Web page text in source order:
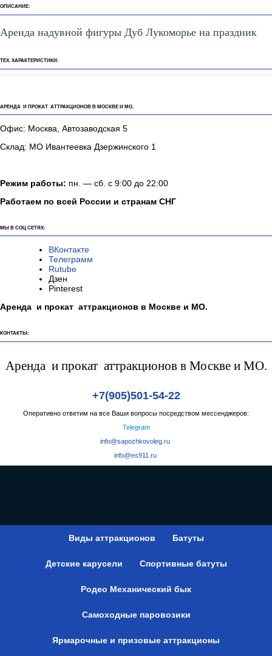
ОПИСАНИЕ:
Аренда надувной фигуры Дуб Лукоморье на праздник
ТЕХ. ХАРАКТЕРИСТИКИ:
АРЕНДА И ПРОКАТ АТТРАКЦИОНОВ В МОСКВЕ И МО.
Офис: Москва, Автозаводская 5
Склад: МО Ивантеевка Дзержинского 1
Режим работы: пн. — сб. с 9:00 до 22:00
Работаем по всей России и странам СНГ
МЫ В СОЦ СЕТЯХ:
ВКонтакте
Телеграмм
Rutube
Дзен
Pinterest
Аренда и прокат аттракционов в Москве и МО.
КОНТАКТЫ:
Аренда и прокат аттракционов в Москве и МО.
+7(905)501-54-22
Оперативно ответим на все Ваши вопросы посредством мессенджеров:
Telegram
info@sapozhkovoleg.ru
info@es911.ru
Виды аттракционов Батуты
Детские карусели Спортивные батуты
Родео Механический бык
Самоходные паровозики
Ярмарочные и призовые аттракционы